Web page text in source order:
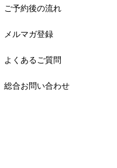
ご予約後の流れ
メルマガ登録
よくあるご質問
総合お問い合わせ